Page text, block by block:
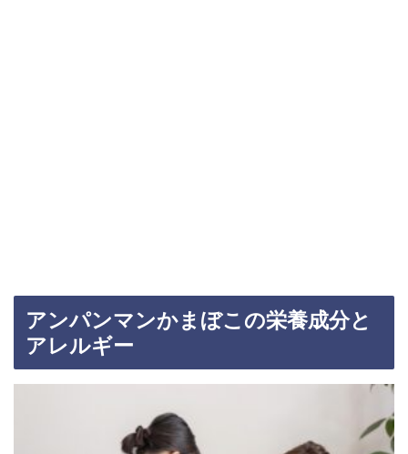
アンパンマンかまぼこの栄養成分と
アレルギー